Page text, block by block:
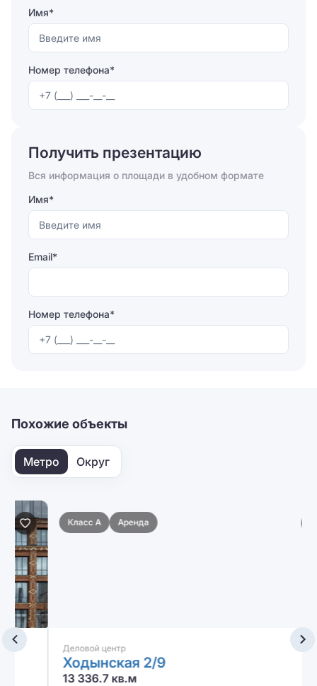
центра. В здании БЦ находятся магазины, отделения
банков, столовая, кафе и ресторан.
Имя*
Номер телефона*
Отправить
Получить презентацию
Вся информация о площади в удобном формате
Имя*
Email*
Номер телефона*
Похожие объекты
Метро Округ
Класс A Аренда
Деловой центр
Ходынская 2/9
13 336.7 кв.м